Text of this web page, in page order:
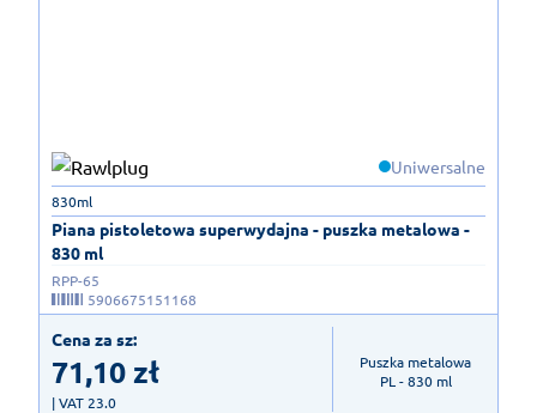
Uniwersalne
Piana pistoletowa superwydajna - puszka metalowa -
830 ml
830ml
RPP-65
5906675151168
Cena za sz:
71,10zł
| VAT 23.0
Puszka metalowa
PL - 830 ml